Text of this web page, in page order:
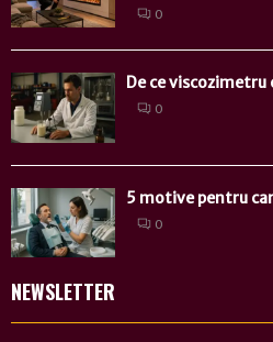
0
De ce
0
5 motive pentru
0
NEWSLETTER